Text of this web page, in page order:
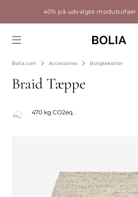
40% på udvalgte modulsofaer.
Bolia.com Accessories Boligtekstiler
Braid Tæppe
470 kg CO2eq .